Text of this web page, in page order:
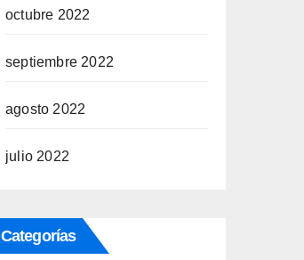
octubre 2022
septiembre 2022
agosto 2022
julio 2022
Categorías